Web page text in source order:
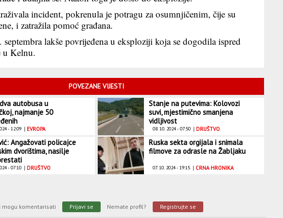
incident, pokrenula je potragu za osumnjičenim, čije su
i zatražila pomoć građana.
septembra lakše povrijeđena u eksploziji koja se dogodila ispred
u Kelnu.
POVEZANE VIJESTI
autobusa u
najmanje 50
- 12:09 | EVROPA
Stanje na putevima: Kolovozi
suvi, mjestimično smanjena
vidljivost
08. 10. 2024 - 07:50 | DRUŠTVO
Angažovati policajce
dvorištima, nasilje
- 07:10 | DRUŠTVO
Ruska sekta orgijala i snimala
filmove za odrasle na Žabljaku
07. 10. 2024 - 19:15 | CRNA HRONIKA
mogu komentarisati Prijavi se Nemate profil? Registrujte se